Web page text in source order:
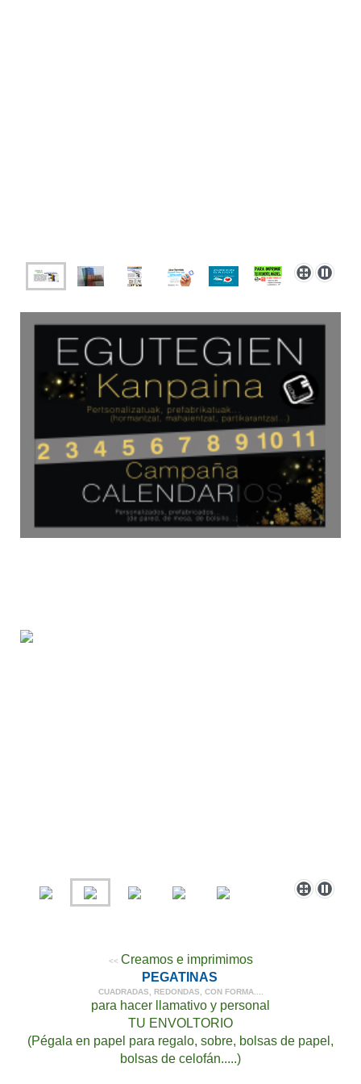
<< Creamos e imprimimos
PEGATINAS
CUADRADAS, REDONDAS, CON FORMA....
para hacer llamativo y personal
TU ENVOLTORIO
(Pégala en papel para regalo, sobre, bolsas de papel,
bolsas de celofán.....)